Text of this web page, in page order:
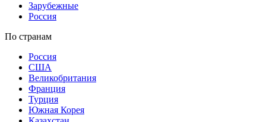
Зарубежные
Россия
По странам
Россия
США
Великобритания
Франция
Турция
Южная Корея